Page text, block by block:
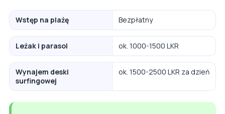
Wstęp na plażę Bezpłatny
Leżak i parasol ok. 1000-1500 LKR
Wynajem deski
surfingowej
ok. 1500-2500 LKR za dzień